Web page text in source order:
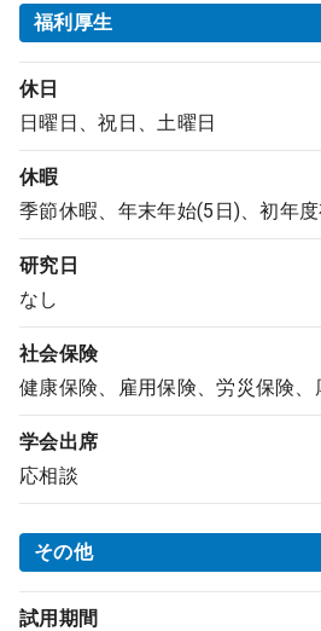
福利厚生
休日
日曜日、祝日、土曜日
休暇
季節休暇、年末年始(5日)、初年
研究日
なし
社会保険
健康保険、雇用保険、労災保険、
学会出席
応相談
その他
試用期間